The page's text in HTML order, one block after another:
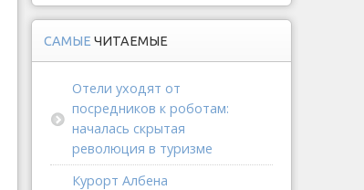
САМЫЕ ЧИТАЕМЫЕ
Отели уходят от
посредников к роботам:
началась скрытая
революция в туризме
Курорт Албена